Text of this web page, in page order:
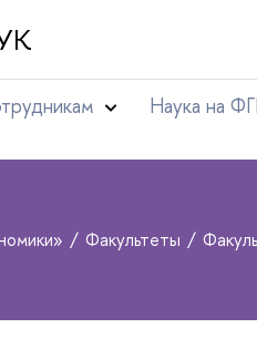
Наука на
Факультеты